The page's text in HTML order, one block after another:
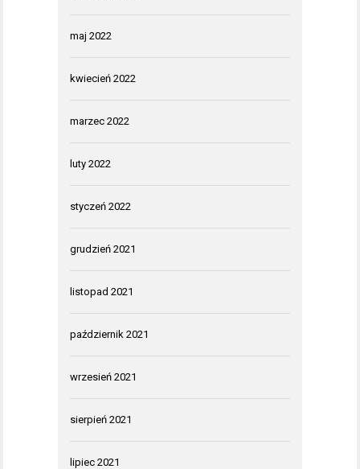
maj 2022
kwiecień 2022
marzec 2022
luty 2022
styczeń 2022
grudzień 2021
listopad 2021
październik 2021
wrzesień 2021
sierpień 2021
lipiec 2021